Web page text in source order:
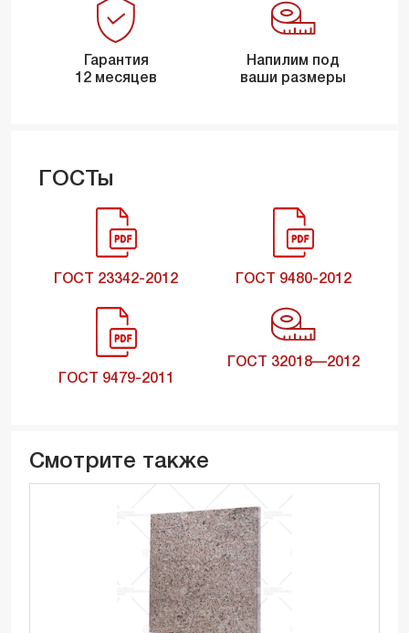
Гарантия
12 месяцев
Напилим под
ваши размеры
ГОСТы
ГОСТ 23342-2012 ГОСТ 9480-2012
ГОСТ 9479-2011
ГОСТ 32018—2012
Смотрите также